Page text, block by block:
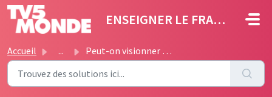
Passer au contenu principal
ENSEIGNER LE FRANÇAIS
Accueil ... Peut-on visionner plusieurs fois une vidéo pendant un cou...